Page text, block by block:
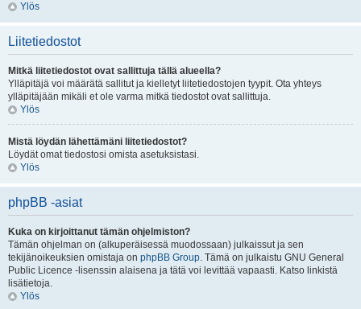
Ylös
Liitetiedostot
Mitkä liitetiedostot ovat sallittuja tällä alueella?
Ylläpitäjä voi määrätä sallitut ja kielletyt liitetiedostojen tyypit. Ota yhteys
ylläpitäjään mikäli et ole varma mitkä tiedostot ovat sallittuja.
Ylös
Mistä löydän lähettämäni liitetiedostot?
Löydät omat tiedostosi omista asetuksistasi.
Ylös
phpBB -asiat
Kuka on kirjoittanut tämän ohjelmiston?
Tämän ohjelman on (alkuperäisessä muodossaan) julkaissut ja sen
tekijänoikeuksien omistaja on phpBB Group. Tämä on julkaistu GNU General
Public Licence -lisenssin alaisena ja tätä voi levittää vapaasti. Katso linkistä
lisätietoja.
Ylös